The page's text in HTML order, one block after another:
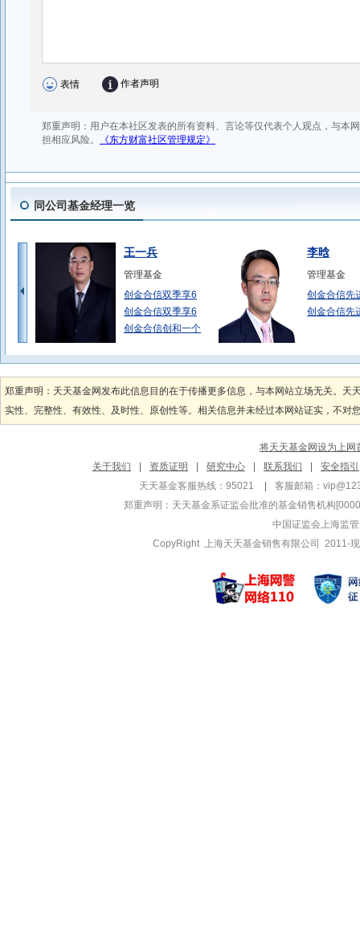
同公司基金经理一览
王一兵
管理基金
创金合信双季享6
创金合信双季享6
创金合信创和一个
李晗
管理基金
创金合信先
创金合信先
郑振源
管理基金
创金合信货币A
创金合信尊盛纯债
李游
管理基金
创金合信资
创金合信资
管理基金
创金合信新能源汽
管理基金
创金合信启
创金合信启
管理基金
创金合信鑫
郑重声明：天天基金网发布此信息目的在于传播更多信息，与本网站立场无关。
实性、完整性、有效性、及时性、原创性等。相关信息并未经过本网站证实，不
将天天基金网设为上网
关于我们
资质证明 研究中心 联系我们
安全指引
天天基金客服热线：95021
客服邮箱：
郑重声明： 天天基金系证监会批准的基金销售机构
中国证监会上海监
CopyRight 上海天天基金销售有限公司 2011-